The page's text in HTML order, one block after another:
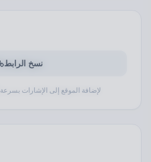
نسخ الرابط
لإضافة الموقع إلى الإشارات بسرعة